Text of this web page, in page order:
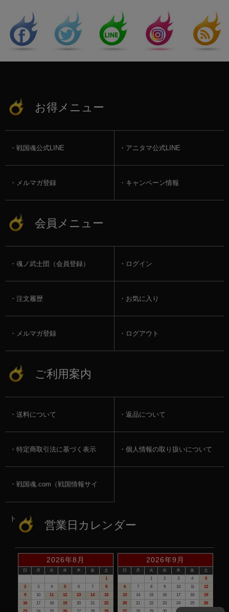
お得メニュー
戦国魂公式LINE アニタマ公式LINE
メルマガ登録 キャンペーン情報
会員メニュー
魂ノ武士団（会員登録） ログイン
注文履歴 お気に入り
メルマガ登録 ログアウト
ご利用案内
送料について 返品について
特定商取引法に基づく表示 個人情報の取り扱いについて
戦国魂.com（戦国情報サイ
ト） 営業日カレンダー
2026年8月
日 月 火 水 木 金
土
1
2
3 4 5 6 7
8
9
10 11 12 13 14
15
16
17 18 19 20 21
22
2026年9月
日 月 火 水 木 金
土
1
2 3 4
5
6
7 8 9 10 11
12
13
14 15 16 17 18
19
20
21 22 23 24 25
26